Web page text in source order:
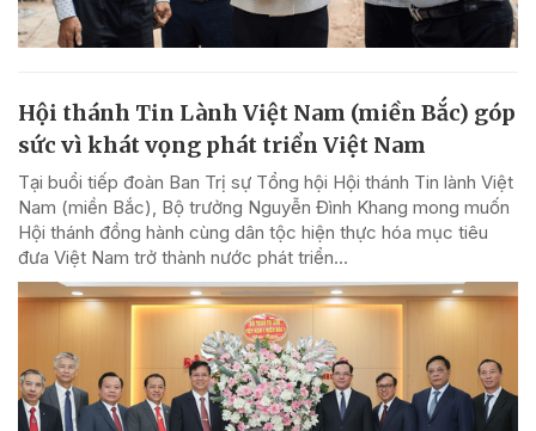
Hội thánh Tin Lành Việt Nam (miền Bắc) góp
sức vì khát vọng phát triển Việt Nam
Tại buổi tiếp đoàn Ban Trị sự Tổng hội Hội thánh Tin lành Việt
Nam (miền Bắc), Bộ trưởng Nguyễn Đình Khang mong muốn
Hội thánh đồng hành cùng dân tộc hiện thực hóa mục tiêu
đưa Việt Nam trở thành nước phát triển...